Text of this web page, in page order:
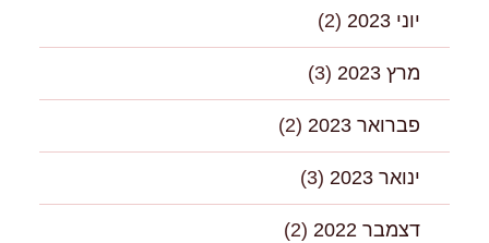
יוני 2023 (2)
מרץ 2023 (3)
פברואר 2023 (2)
ינואר 2023 (3)
דצמבר 2022 (2)